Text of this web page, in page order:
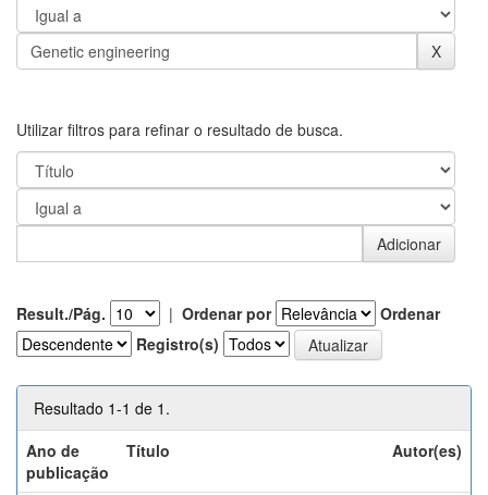
Utilizar filtros para refinar o resultado de busca.
Result./Pág. | Ordenar por
Ordenar
Registro(s)
Resultado 1-1 de 1.
Ano de
publicação
Título Autor(es)